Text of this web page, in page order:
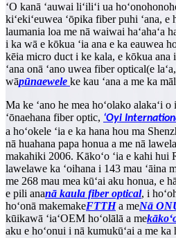
ʻO kanā ʻauwai liʻiliʻi ua
kiʻekiʻeuwea ʻōpika fiber puhi ʻana, e
laumania loa me nā waiwai haʻahaʻa
i ka wā e kōkua ʻia ana e ka eauwea
kēia micro duct i ke kala, e kōkua
ʻana onā ʻano uwea fiber optical(e laʻa,
wāpūnaewele ke kau ʻana a me ka
Ma ke ʻano he mea hoʻolako alakaʻi o
ʻōnaehana fiber optic, ʻOyi
a hoʻokele ʻia e ka hana hou ma
nā huahana papa honua a me nā
makahiki 2006. Kākoʻo ʻia e kahi hui
lawelawe ka ʻoihana i 143 mau ʻāina
me 268 mau mea kūʻai aku honua, e
e pili ananā kaula fiber optical, i
hoʻonā makemakeFTTH a meNā
kūikawā ʻiaʻOEM hoʻolālā a me
aku e hoʻonui i nā kumukūʻai a me ka